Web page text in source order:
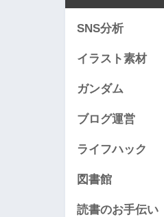
SNS分析
イラスト素材
ガンダム
ブログ運営
ライフハック
図書館
読書のお手伝い